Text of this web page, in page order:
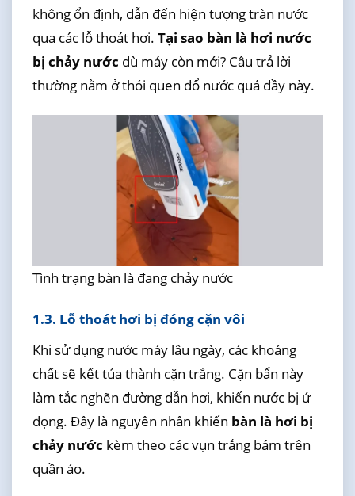
không ổn định, dẫn đến hiện tượng tràn nước
qua các lỗ thoát hơi. Tại sao bàn là hơi nước
bị chảy nước dù máy còn mới? Câu trả lời
thường nằm ở thói quen đổ nước quá đầy này.
Tình trạng bàn là đang chảy nước
1.3. Lỗ thoát hơi bị đóng cặn vôi
Khi sử dụng nước máy lâu ngày, các khoáng
chất sẽ kết tủa thành cặn trắng. Cặn bẩn này
làm tắc nghẽn đường dẫn hơi, khiến nước bị ứ
đọng. Đây là nguyên nhân khiến bàn là hơi bị
chảy nước kèm theo các vụn trắng bám trên
quần áo.